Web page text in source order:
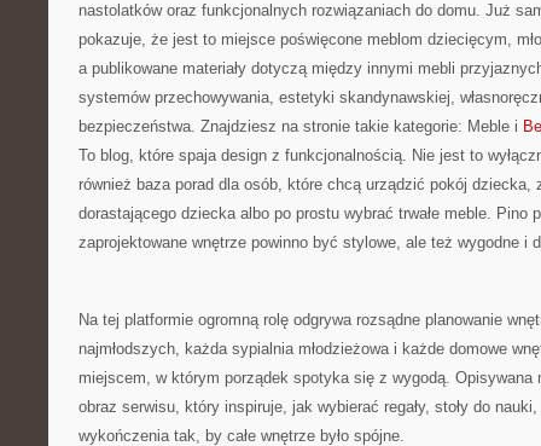
nastolatków oraz funkcjonalnych rozwiązaniach do domu. Już
pokazuje, że jest to miejsce poświęcone meblom dziecięcym,
a publikowane materiały dotyczą między innymi mebli
systemów przechowywania, estetyki skandynawskiej,
bezpieczeństwa. Znajdziesz na stronie takie kategorie: Meble i
To blog, które spaja design z funkcjonalnością. Nie jest to
również baza porad dla osób, które chcą urządzić pokój dziecka,
dorastającego dziecka albo po prostu wybrać trwałe meble. Pino
zaprojektowane wnętrze powinno być stylowe, ale też wygodne i
Na tej platformie ogromną rolę odgrywa rozsądne planowanie
najmłodszych, każda sypialnia młodzieżowa i każde domowe
miejscem, w którym porządek spotyka się z wygodą. Opisywana
obraz serwisu, który inspiruje, jak wybierać regały, stoły do
wykończenia tak, by całe wnętrze było spójne.